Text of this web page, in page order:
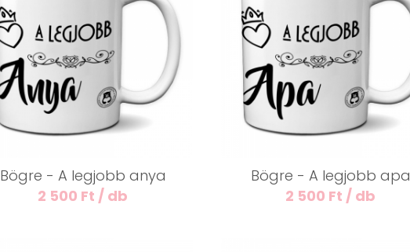
Bögre - A legjobb anya
2 500 Ft / db
Bögre - A legjobb apa
2 500 Ft / db